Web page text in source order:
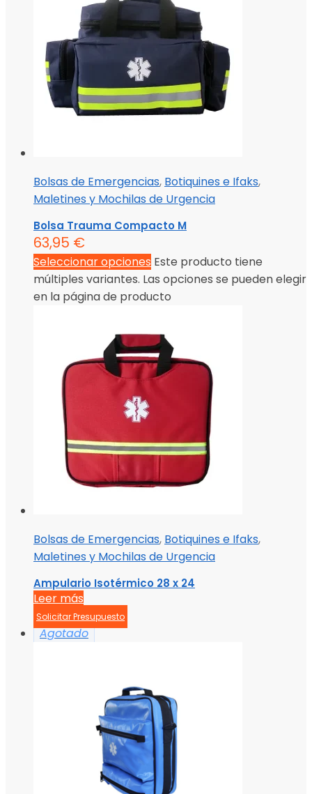
Bolsas de Emergencias, Botiquines e Ifaks,
Maletines y Mochilas de Urgencia
Bolsa Trauma Compacto M
63,95 €
Seleccionar opciones Este producto tiene
múltiples variantes. Las opciones se pueden elegir
en la página de producto
Bolsas de Emergencias, Botiquines e Ifaks,
Maletines y Mochilas de Urgencia
Ampulario Isotérmico 28 x 24
Leer más
Solicitar Presupuesto
Agotado